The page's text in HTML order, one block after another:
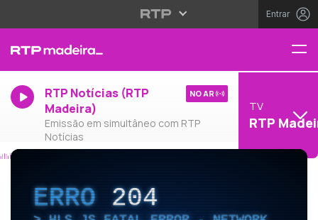
Entrar
RTP Notícias (RTP
Madeira)
Emissão em simultâneo com RTP
Notícias
NO AR
TV
RTP
ERRO204